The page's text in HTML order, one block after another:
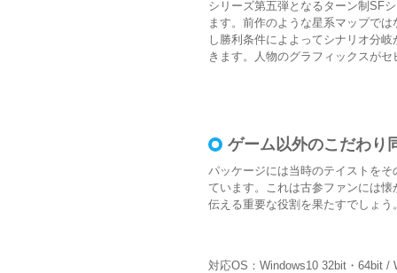
シリーズ第五弾となるターン制SF
ます。前作のような星系マップで
し勝利条件によよってシナリオ分
きます。人物のグラフィックスが
ゲーム以外のこだわ
パッケージには当時のテイストを
ています。これは古参ファンには
伝える重要な役割を果たすでしょう
対応OS：Windows10 32bit・64bit /